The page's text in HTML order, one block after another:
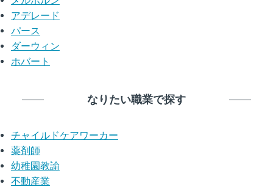
アデレード
パース
ダーウィン
ホバート
なりたい職業で探す
チャイルドケアワーカー
薬剤師
幼稚園教諭
不動産業